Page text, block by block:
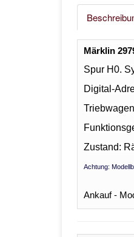
Märklin
Spur H0.
Digital-
Zustand:
Achtung:
Ankauf -